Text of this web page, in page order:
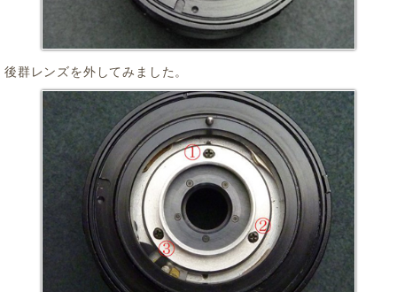
後群レンズを外してみました。